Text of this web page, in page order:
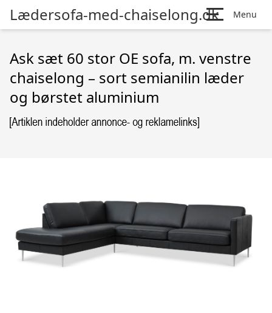
Lædersofa-med-chaiselong.dk Menu
Ask sæt 60 stor OE sofa, m. venstre
chaiselong – sort semianilin læder
og børstet aluminium